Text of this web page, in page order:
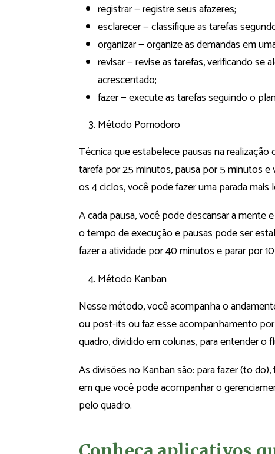
registrar — registre seus afazeres;
esclarecer — classifique as tarefas
organizar — organize as demandas em
revisar — revise as tarefas, verificando
acrescentado;
fazer — execute as tarefas seguindo o
Método Pomodoro
Técnica que estabelece pausas na realização
tarefa por 25 minutos, pausa por 5 minutos
os 4 ciclos, você pode fazer uma parada mais
A cada pausa, você pode descansar a mente
o tempo de execução e pausas pode ser
fazer a atividade por 40 minutos e parar por
Método Kanban
Nesse método, você acompanha o
ou post-its ou faz esse acompanhamento
quadro, dividido em colunas, para entender o
As divisões no Kanban são: para fazer (to
em que você pode acompanhar o
pelo quadro.